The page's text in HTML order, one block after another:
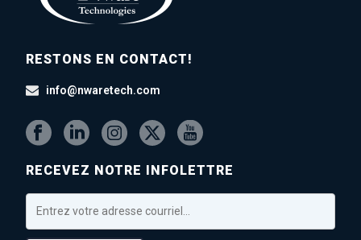
RESTONS EN CONTACT!
info@nwaretech.com
RECEVEZ NOTRE INFOLETTRE